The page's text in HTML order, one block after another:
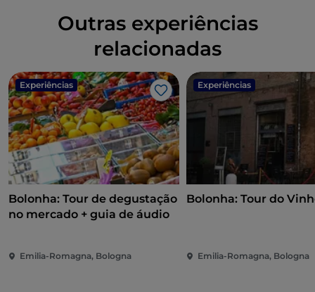
Outras experiências
relacionadas
Experiências
Gosto
Bolonha: Tour de degustação
no mercado + guia de áudio
Emilia-Romagna, Bologna
Experiências
Bolonha: Tour do
Emilia-Romagna, Bologna